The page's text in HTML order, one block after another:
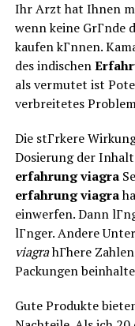
Ihr Arzt hat Ihnen
wenn keine GrГnde
kaufen kГnnen.
des indischen
als vermutet ist
verbreitetes
Die stГrkere
Dosierung der
erfahrung viagra
erfahrung viagra
einwerfen. Dann
lГnger. Andere
viagrahГhere
Packungen
Gute Produkte